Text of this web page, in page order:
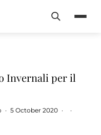
Search
Invernali per il
· 5 October 2020 · ·